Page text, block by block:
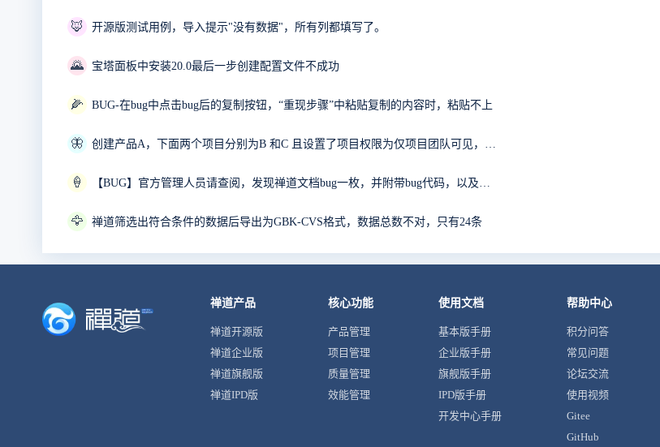
🦊 开源版测试用例，导入提示"没有数据"，所有列都填写了。
🌄 宝塔面板中安装20.0最后一步创建配置文件不成功
🌽 BUG-在bug中点击bug后的复制按钮，“重现步骤”中粘贴复制的内容时，粘贴不上
🦋
🍦
🦅 禅道筛选出符合条件的数据后导出为GBK-CVS格式，数据总数不对，只有24条
禅道产品
禅道开源版
禅道企业版
禅道旗舰版
禅道IPD版
核心功能
产品管理
项目管理
质量管理
效能管理
使用文档
基本版手册
企业版手册
旗舰版手册
IPD版手册
开发中心手册
帮助中心
积分问答
常见问题
论坛交流
使用视频
Gitee
GitHub